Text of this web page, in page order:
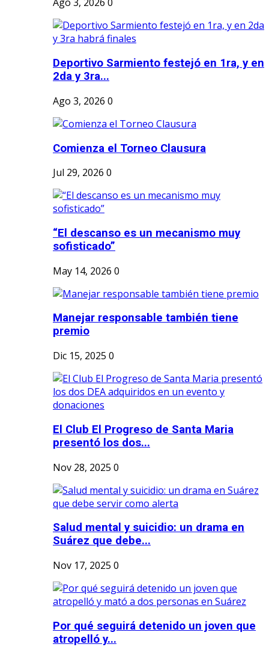
Deportivo Sarmiento festejó en 1ra, y en
2da y 3ra...
Ago 3, 2026 0
Comienza el Torneo Clausura
Jul 29, 2026 0
“El descanso es un mecanismo muy
sofisticado”
May 14, 2026 0
Manejar responsable también tiene
premio
Dic 15, 2025 0
El Club El Progreso de Santa Maria
presentó los dos...
Nov 28, 2025 0
Salud mental y suicidio: un drama en
Suárez que debe...
Nov 17, 2025 0
Por qué seguirá detenido un joven que
atropelló y...